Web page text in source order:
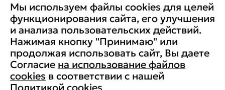
Повышение осведомленности
Партнерство с Secure-T
Преимущества для бизнеса
Комплексные программы
Контакты
Медиа
Вакансии
Реквизиты
Старая версия сайта
Мы используем файлы cookies для целей
функционирования сайта, его улучшения
и анализа пользовательских действий.
Нажимая кнопку "Принимаю" или
продолжая использовать сайт, Вы даете
Согласие на использование файлов
cookies в соответствии с нашей
Политикой cookies